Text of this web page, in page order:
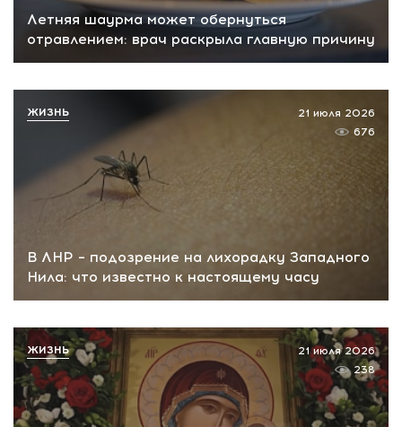
Летняя шаурма может обернуться
отравлением: врач раскрыла главную причину
В ЛНР – подозрение на лихорадку Западного
Нила: что известно к настоящему часу
21 июля 2026
676
ЖИЗНЬ
21 июля 2026
238
ЖИЗНЬ